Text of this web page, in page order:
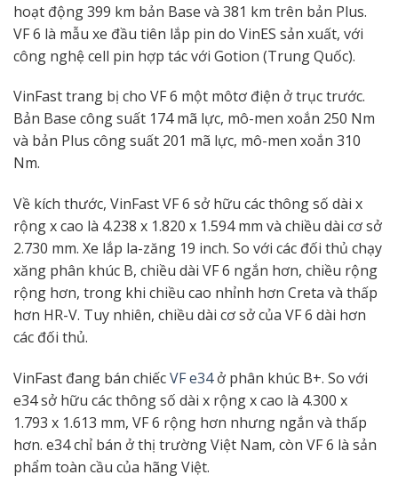
hoạt động 399 km bản Base và 381 km trên bản Plus.
VF 6 là mẫu xe đầu tiên lắp pin do VinES sản xuất, với
công nghệ cell pin hợp tác với Gotion (Trung Quốc).
VinFast trang bị cho VF 6 một môtơ điện ở trục trước.
Bản Base công suất 174 mã lực, mô-men xoắn 250 Nm
và bản Plus công suất 201 mã lực, mô-men xoắn 310
Nm.
Về kích thước, VinFast VF 6 sở hữu các thông số dài x
rộng x cao là 4.238 x 1.820 x 1.594 mm và chiều dài cơ sở
2.730 mm. Xe lắp la-zăng 19 inch. So với các đối thủ chạy
xăng phân khúc B, chiều dài VF 6 ngắn hơn, chiều rộng
rộng hơn, trong khi chiều cao nhỉnh hơn Creta và thấp
hơn HR-V. Tuy nhiên, chiều dài cơ sở của VF 6 dài hơn
các đối thủ.
VinFast đang bán chiếcVF e34ở phân khúc B+. So với
e34 sở hữu các thông số dài x rộng x cao là 4.300 x
1.793 x 1.613 mm, VF 6 rộng hơn nhưng ngắn và thấp
hơn. e34 chỉ bán ở thị trường Việt Nam, còn VF 6 là sản
phẩm toàn cầu của hãng Việt.